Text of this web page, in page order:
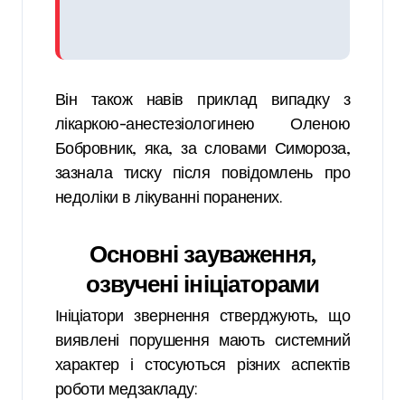
Він також навів приклад випадку з
лікаркою-анестезіологинею Оленою
Бобровник, яка, за словами Симороза,
зазнала тиску після повідомлень про
недоліки в лікуванні поранених.
Основні зауваження,
озвучені ініціаторами
Ініціатори звернення стверджують, що
виявлені порушення мають системний
характер і стосуються різних аспектів
роботи медзакладу: